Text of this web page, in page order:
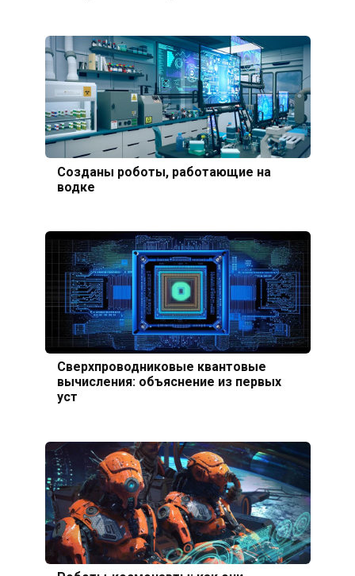
Созданы роботы, работающие на
водке
Сверхпроводниковые квантовые
вычисления: объяснение из первых
уст